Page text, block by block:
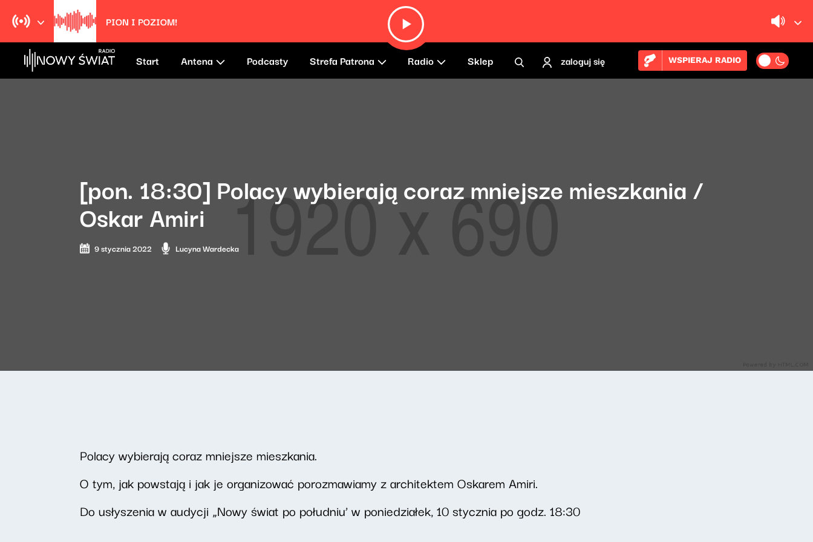
Kim Gordon
Start Antena Podcasty Strefa Patrona Radio Sklep zaloguj się WSPIERAJ RADIO
[pon. 18:30] Polacy wybierają coraz mniejsze mieszkania /
Oskar Amiri
9 stycznia 2022 Lucyna Wardecka
Polacy wybierają coraz mniejsze mieszkania.
O tym, jak powstają i jak je organizować porozmawiamy z architektem Oskarem Amiri.
Do usłyszenia w audycji „Nowy świat po południu’ w poniedziałek, 10 stycznia po godz. 18:30